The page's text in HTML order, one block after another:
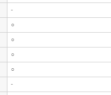
-
○
○
○
○
-